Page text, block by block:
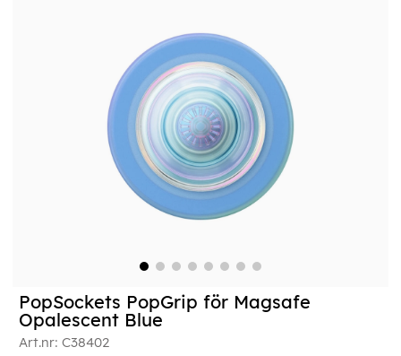
PopSockets PopGrip för Magsafe
Opalescent Blue
Art.nr: C38402